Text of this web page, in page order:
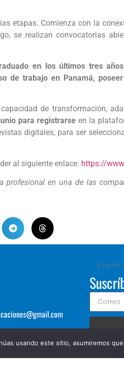
etapas. Comienza con la
se realizan convocatorias
en los últimos tres
de trabajo en Panamá,
de transformación,
para registrarseen la
digitales, para ser
al siguiente enlace: https://
en una de las
usando este sitio, asumiremos